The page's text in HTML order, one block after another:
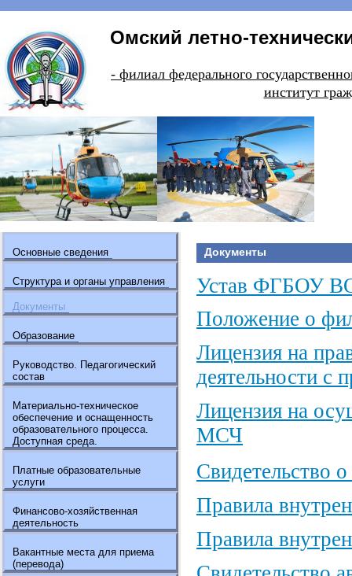
Омский летно-
- филиал федерального
институт
Основные сведения
Структура и органы управления
Документы
Образование
Руководство. Педагогический
состав
Материально-техническое
обеспечение и оснащенность
образовательного процесса.
Доступная среда.
Платные образовательные
услуги
Финансово-хозяйственная
деятельность
Вакантные места для приема
(перевода)
Документы
Устав ФГБОУ
Положение о
Лицензия на
деятельности с
Лицензия на
МСЧ
Свидетельство
Правила
Правила